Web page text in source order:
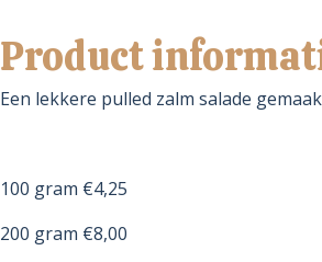
Product
Een lekkere pulled zalm salade
100 gram €4,25
200 gram €8,00